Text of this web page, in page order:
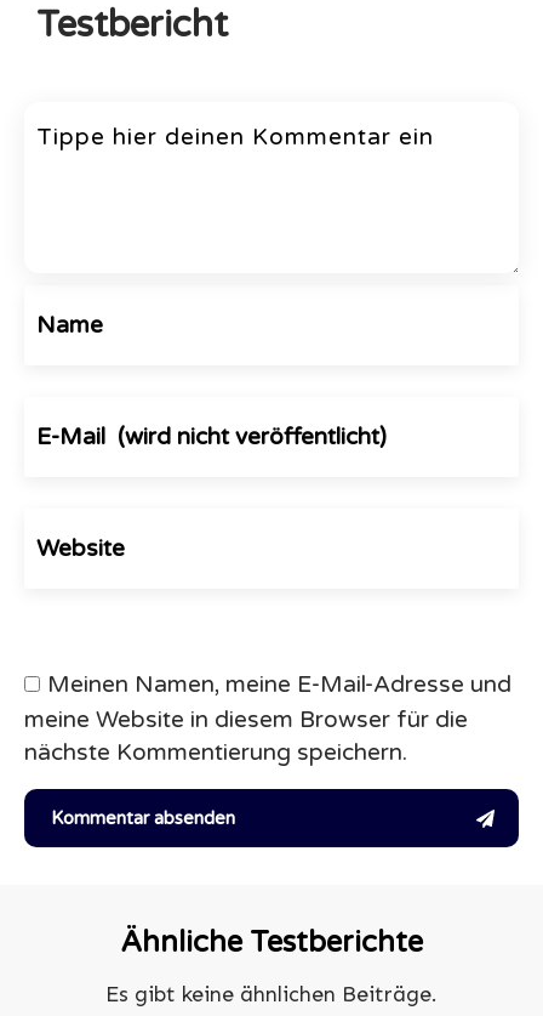
Testbericht
Meinen Namen, meine E-Mail-Adresse und
meine Website in diesem Browser für die
nächste Kommentierung speichern.
Kommentar absenden
Ähnliche Testberichte